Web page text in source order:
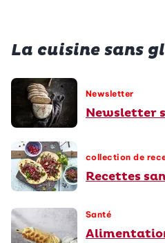
La cuisine sans
Newsletter
Newsletter
collection de
Recettes
Santé